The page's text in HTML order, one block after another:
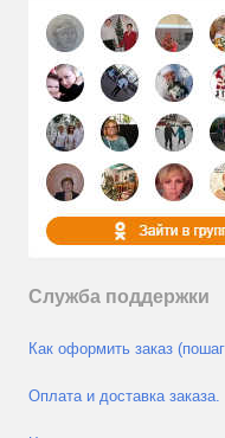
Служба поддержки
Как оформить заказ
Оплата и доставка заказа.